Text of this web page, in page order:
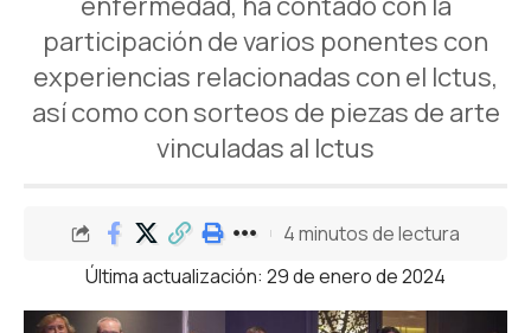
participación de varios ponentes con
experiencias relacionadas con el Ictus,
así como con sorteos de piezas de arte
vinculadas al Ictus
Última actualización: 29 de enero de 2024
4 minutos de lectura